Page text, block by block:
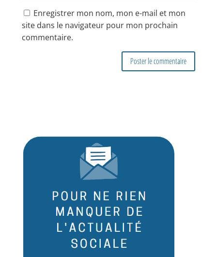
Enregistrer mon nom, mon e-mail et mon
site dans le navigateur pour mon prochain
commentaire.